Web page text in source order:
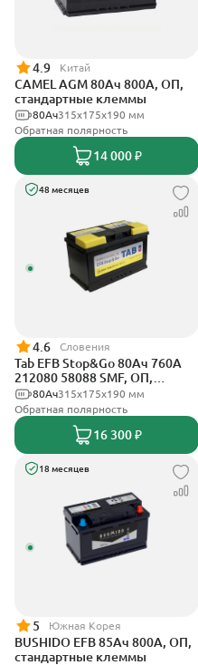
4.9 Китай
CAMEL AGM 80Ач 800А, ОП,
стандартные клеммы
315x175x190 мм
80Ач
Обратная полярность
14 000 ₽
48 месяцев
4.6 Словения
Tab EFB Stop&Go 80Ач 760А
212080 58088 SMF, ОП,
стандартные клеммы
315x175x190 мм
80Ач
Обратная полярность
16 300 ₽
18 месяцев
5 Южная Корея
BUSHIDO EFB 85Ач 800А, ОП,
стандартные клеммы